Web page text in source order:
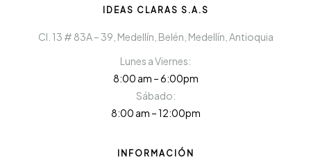
IDEAS CLARAS S.A.S
Cl. 13 # 83A – 39, Medellín, Belén, Medellín, Antioquia
Lunes a Viernes:
8:00 am – 6:00pm
Sábado:
8:00 am – 12:00pm
INFORMACIÓN